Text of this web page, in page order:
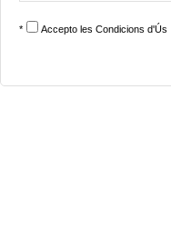
* Accepto les Condicions d'Ús